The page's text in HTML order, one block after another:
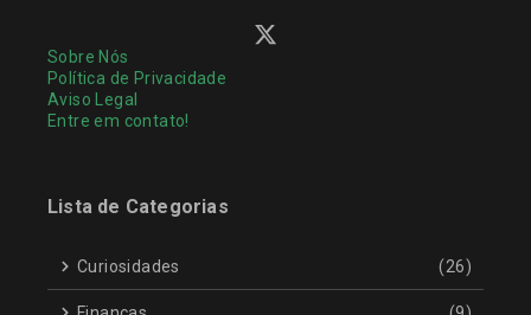
Sobre Nós
Política de Privacidade
Aviso Legal
Entre em contato!
Lista de Categorias
Curiosidades (26)